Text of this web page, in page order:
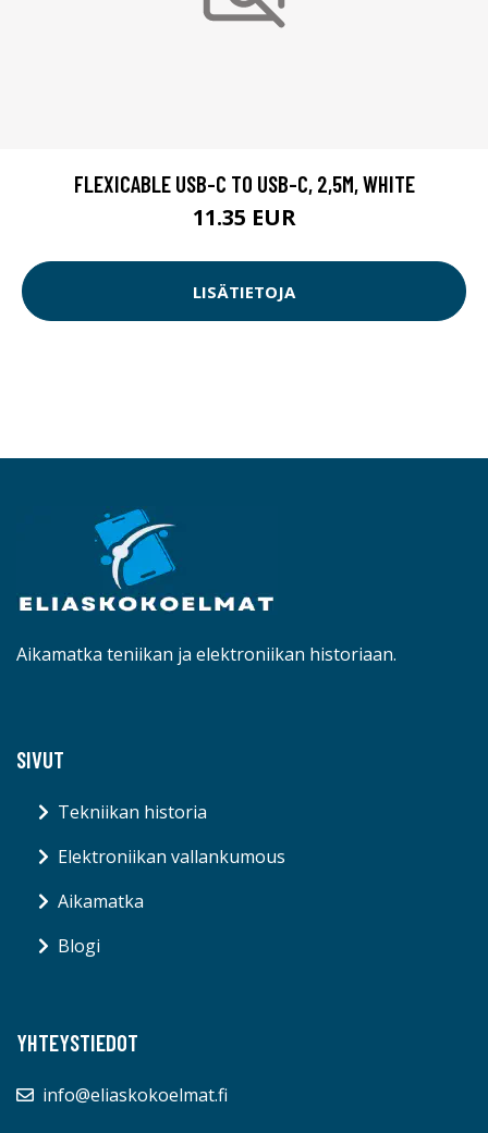
FLEXICABLE USB-C TO USB-C, 2,5M, WHITE
11.35 EUR
LISÄTIETOJA
Aikamatka teniikan ja elektroniikan historiaan.
SIVUT
Tekniikan historia
Elektroniikan vallankumous
Aikamatka
Blogi
YHTEYSTIEDOT
info@eliaskokoelmat.fi